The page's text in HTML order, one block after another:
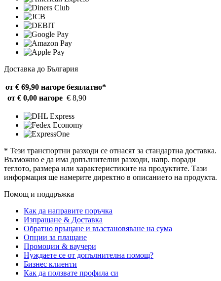
Доставка до България
от € 69,90 нагоре безплатно*
от € 0,00 нагоре € 8,90
* Тези транспортни разходи се отнасят за стандартна доставка.
Възможно е да има допълнителни разходи, напр. поради
теглото, размера или характеристиките на продуктите. Тази
информация ще намерите директно в описанието на продукта.
Помощ и поддръжка
Как да направите поръчка
Изпращане & Доставка
Обратно връщане и възстановяване на сума
Опции за плащане
Промоции & ваучери
Нуждаете се от допълнителна помощ?
Бизнес клиенти
Как да ползвате профила си